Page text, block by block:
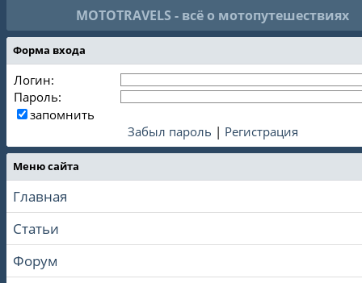
MOTOTRAVELS - всё о мотопутешествиях
Форма входа
Логин:
Пароль:
запомнить
Забыл пароль | Регистрация
Меню сайта
Главная
Статьи
Форум